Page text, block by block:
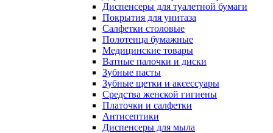
Диспенсеры для туалетной бумаги
Покрытия для унитаза
Салфетки столовые
Полотенца бумажные
Медицинские товары
Ватные палочки и диски
Зубные пасты
Зубные щетки и аксессуары
Средства женской гигиены
Платочки и салфетки
Антисептики
Диспенсеры для мыла